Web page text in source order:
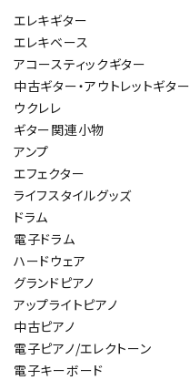
エレキギター
エレキベース
アコースティックギター
中古ギター・アウトレットギター
ウクレレ
ギター関連小物
アンプ
エフェクター
ライフスタイルグッズ
ドラム
電子ドラム
ハードウェア
グランドピアノ
アップライトピアノ
中古ピアノ
電子ピアノ/エレクトーン
電子キーボード